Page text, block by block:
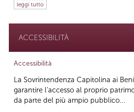
leggi tutto
ACCESSIBILITÀ
Accessibilità
La Sovrintendenza Capitolina ai
garantire l’accesso al proprio
da parte del più ampio pubblico...